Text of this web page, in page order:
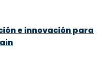
e innovación para